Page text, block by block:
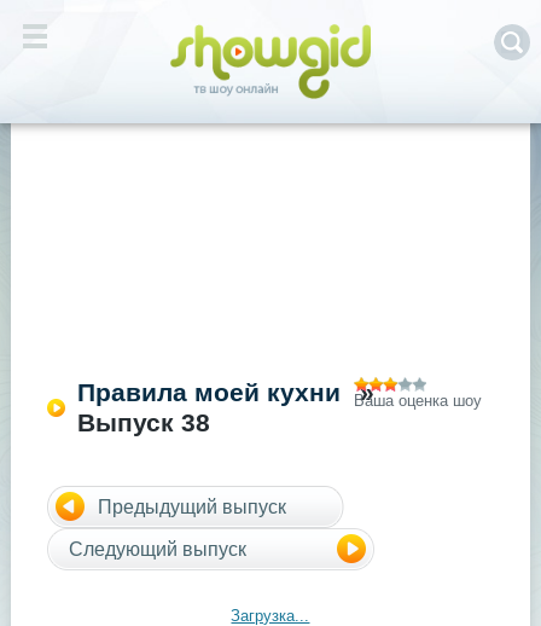
Правила моей кухни
»
Выпуск 38
Ваша оценка шоу
Предыдущий выпуск
Следующий выпуск
Загрузка...